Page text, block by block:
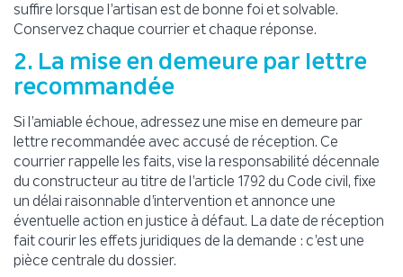
suffire lorsque l’artisan est de bonne foi et solvable.
Conservez chaque courrier et chaque réponse.
2. La mise en demeure par lettre
recommandée
Si l’amiable échoue, adressez une mise en demeure par
lettre recommandée avec accusé de réception. Ce
courrier rappelle les faits, vise la responsabilité décennale
du constructeur au titre de l’article 1792 du Code civil, fixe
un délai raisonnable d’intervention et annonce une
éventuelle action en justice à défaut. La date de réception
fait courir les effets juridiques de la demande : c’est une
pièce centrale du dossier.